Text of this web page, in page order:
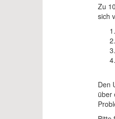
Zu
sich
Den
über